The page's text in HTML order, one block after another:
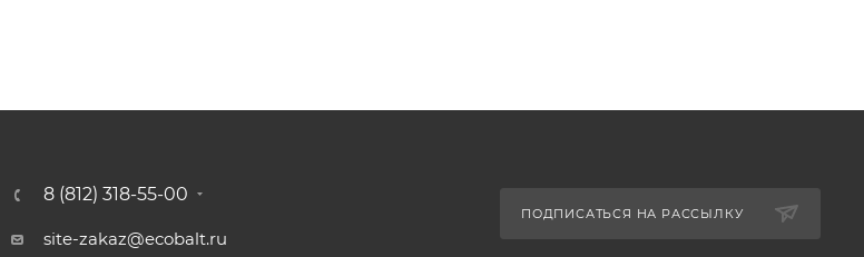
8 (812) 318-55-00
site-zakaz@ecobalt.ru
ПОДПИСАТЬСЯ НА РАССЫЛКУ